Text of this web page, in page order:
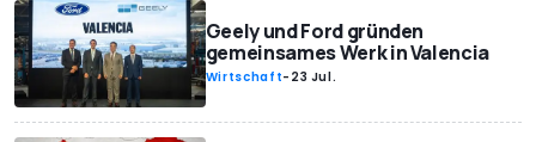
Geely und Ford gründen
gemeinsames Werk in Valencia
Wirtschaft- 23 Jul.